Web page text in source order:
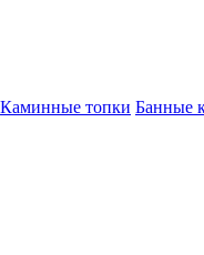
Каминные топки Банные